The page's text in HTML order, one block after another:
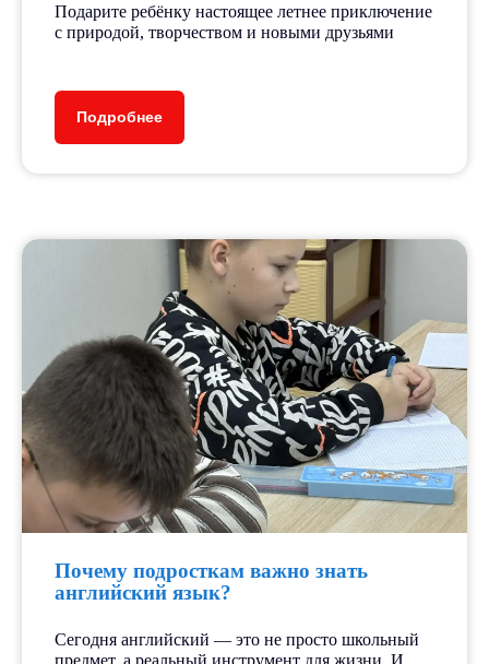
Подарите ребёнку настоящее летнее приключение
с природой, творчеством и новыми друзьями
Подробнее
Почему подросткам важно знать
английский язык?
Сегодня английский — это не просто школьный